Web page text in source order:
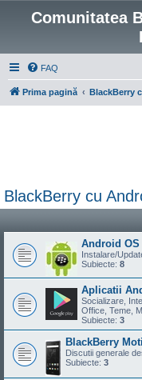
Comunitatea
FAQ
Prima pagină BlackBerry
BlackBerry cu
Android OS
Instalare/
Subiecte: 8
Aplicatii
Socializare,
Office, Teme,
Subiecte: 3
BlackBerry
Discutii generale
Subiecte: 3